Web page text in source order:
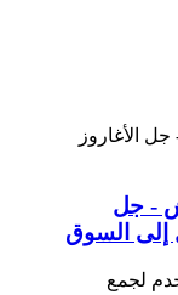
- جل
إلى السوق